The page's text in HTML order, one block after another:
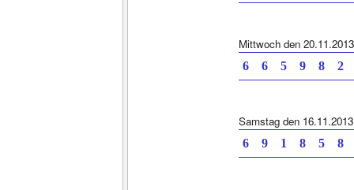
Mittwoch den 20.11.2013
6 6 5 9 8 2
Samstag den 16.11.2013
6 9 1 8 5 8